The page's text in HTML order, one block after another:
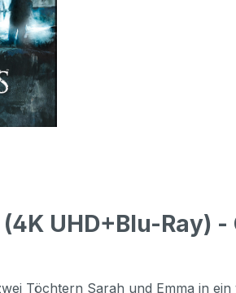
UHD+Blu-Ray)
Töchtern Sarah und Emma in